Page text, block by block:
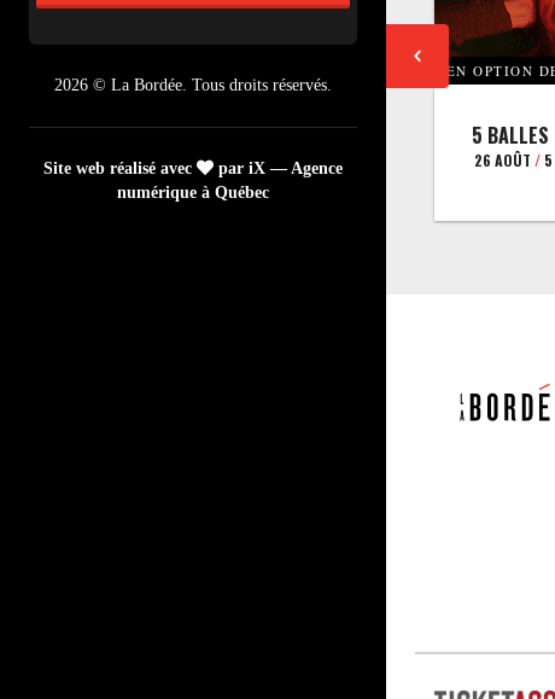
2026 © La Bordée. Tous droits réservés.
Site web réalisé avec
par iX — Agence
numérique à Québec
EN OPTION
5 BALLES
26 AOÛT /5